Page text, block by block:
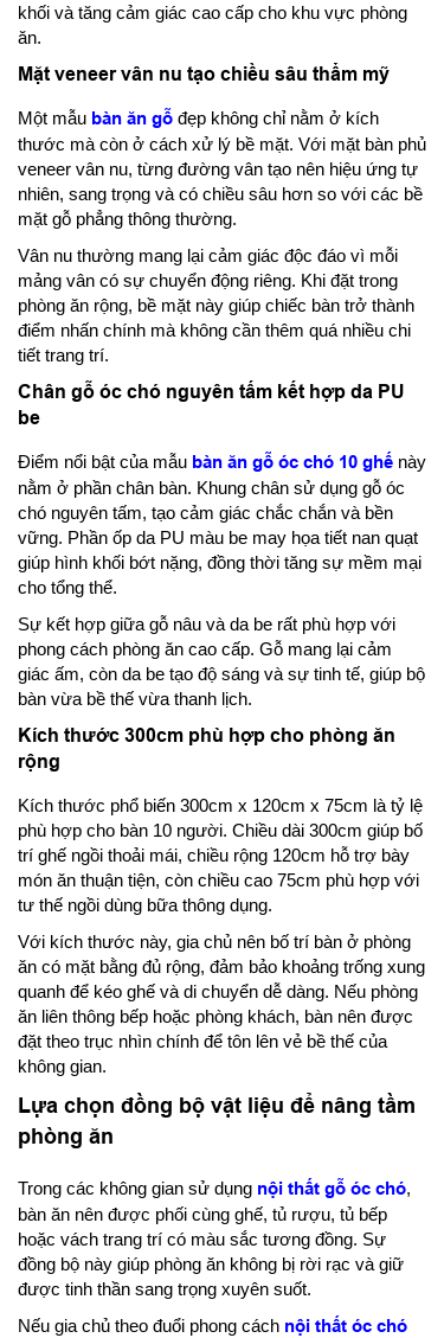
khối và tăng cảm giác cao cấp cho khu vực phòng
ăn.
Mặt veneer vân nu tạo chiều sâu thẩm mỹ
Một mẫu bàn ăn gỗ đẹp không chỉ nằm ở kích
thước mà còn ở cách xử lý bề mặt. Với mặt bàn phủ
veneer vân nu, từng đường vân tạo nên hiệu ứng tự
nhiên, sang trọng và có chiều sâu hơn so với các bề
mặt gỗ phẳng thông thường.
Vân nu thường mang lại cảm giác độc đáo vì mỗi
mảng vân có sự chuyển động riêng. Khi đặt trong
phòng ăn rộng, bề mặt này giúp chiếc bàn trở thành
điểm nhấn chính mà không cần thêm quá nhiều chi
tiết trang trí.
Chân gỗ óc chó nguyên tấm kết hợp da PU
be
Điểm nổi bật của mẫu bàn ăn gỗ óc chó 10 ghế này
nằm ở phần chân bàn. Khung chân sử dụng gỗ óc
chó nguyên tấm, tạo cảm giác chắc chắn và bền
vững. Phần ốp da PU màu be may họa tiết nan quạt
giúp hình khối bớt nặng, đồng thời tăng sự mềm mại
cho tổng thể.
Sự kết hợp giữa gỗ nâu và da be rất phù hợp với
phong cách phòng ăn cao cấp. Gỗ mang lại cảm
giác ấm, còn da be tạo độ sáng và sự tinh tế, giúp bộ
bàn vừa bề thế vừa thanh lịch.
Kích thước 300cm phù hợp cho phòng ăn
rộng
Kích thước phổ biến 300cm x 120cm x 75cm là tỷ lệ
phù hợp cho bàn 10 người. Chiều dài 300cm giúp bố
trí ghế ngồi thoải mái, chiều rộng 120cm hỗ trợ bày
món ăn thuận tiện, còn chiều cao 75cm phù hợp với
tư thế ngồi dùng bữa thông dụng.
Với kích thước này, gia chủ nên bố trí bàn ở phòng
ăn có mặt bằng đủ rộng, đảm bảo khoảng trống xung
quanh để kéo ghế và di chuyển dễ dàng. Nếu phòng
ăn liên thông bếp hoặc phòng khách, bàn nên được
đặt theo trục nhìn chính để tôn lên vẻ bề thế của
không gian.
Lựa chọn đồng bộ vật liệu để nâng tầm
phòng ăn
Trong các không gian sử dụng nội thất gỗ óc chó,
bàn ăn nên được phối cùng ghế, tủ rượu, tủ bếp
hoặc vách trang trí có màu sắc tương đồng. Sự
đồng bộ này giúp phòng ăn không bị rời rạc và giữ
được tinh thần sang trọng xuyên suốt.
Nếu gia chủ theo đuổi phong cách nội thất óc chó